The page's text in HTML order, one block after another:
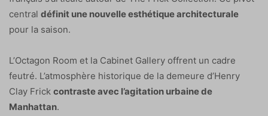
central définit une nouvelle esthétique architecturale
pour la saison.
L’Octagon Room et la Cabinet Gallery offrent un cadre
feutré. L’atmosphère historique de la demeure d’Henry
Clay Frick contraste avec l’agitation urbaine de
Manhattan.